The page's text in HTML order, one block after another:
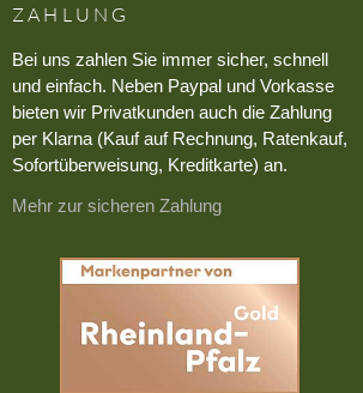
ZAHLUNG
Bei uns zahlen Sie immer sicher, schnell
und einfach. Neben Paypal und Vorkasse
bieten wir Privatkunden auch die Zahlung
per Klarna (Kauf auf Rechnung, Ratenkauf,
Sofortüberweisung, Kreditkarte) an.
Mehr zur sicheren Zahlung